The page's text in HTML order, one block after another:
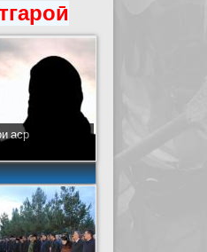
аср